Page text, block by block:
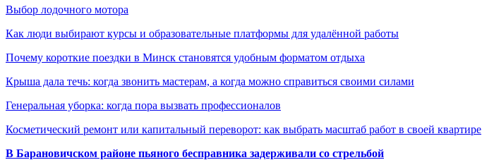
Выбор лодочного мотора
Как люди выбирают курсы и образовательные платформы для удалённой работы
Почему короткие поездки в Минск становятся удобным форматом отдыха
Крыша дала течь: когда звонить мастерам, а когда можно справиться своими силами
Генеральная уборка: когда пора вызвать профессионалов
Косметический ремонт или капитальный переворот: как выбрать масштаб работ в своей квартире
В Барановичском районе пьяного бесправника задерживали со стрельбой